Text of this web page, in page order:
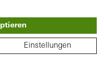
Aislamiento térmico
hasta 1,3W/(m²K)
Einstellungen